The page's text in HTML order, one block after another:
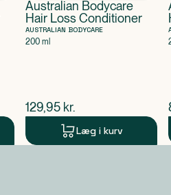
Australian Bodycare
Hair Loss Conditioner
AUSTRALIAN BODYCARE
200 ml
$nuværende pris
129,95 kr.
Læg i kurv